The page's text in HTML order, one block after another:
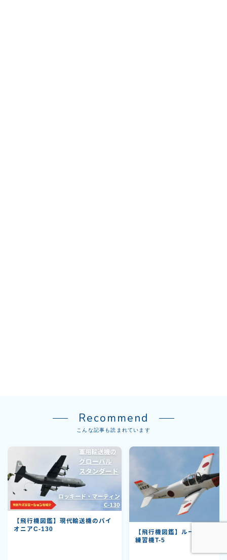
Recommend
こんな記事も読まれています
【飛行機図鑑】現代輸送機のパイ
オニアC-130
【飛行機図鑑】ルーキーを育
練習機T-5